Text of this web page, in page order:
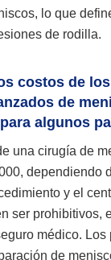
lo que
de rodilla.
costos de los
de
algunos
una cirugía de
dependiendo
y el
ser prohibitivos,
médico. Los
de